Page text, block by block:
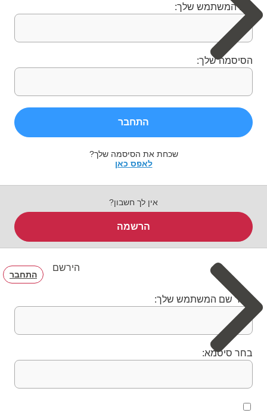
שם המשתמש שלך:
הסיסמה שלך:
התחבר
שכחת את הסיסמה שלך?
לאפס כאן
אין לך חשבון?
הרשמה
הירשם
התחבר
בחר שם המשתמש שלך:
בחר סיסמא: